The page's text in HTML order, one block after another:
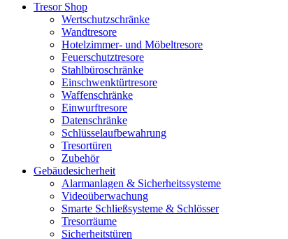
Tresor Shop
Wertschutzschränke
Wandtresore
Hotelzimmer- und Möbeltresore
Feuerschutztresore
Stahlbüroschränke
Einschwenktürtresore
Waffenschränke
Einwurftresore
Datenschränke
Schlüsselaufbewahrung
Tresortüren
Zubehör
Gebäudesicherheit
Alarmanlagen & Sicherheitssysteme
Videoüberwachung
Smarte Schließsysteme & Schlösser
Tresorräume
Sicherheitstüren